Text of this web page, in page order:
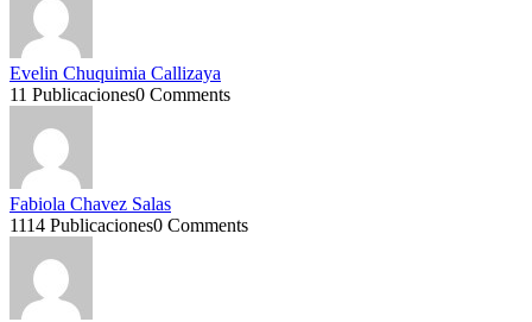
Evelin Chuquimia Callizaya
11 Publicaciones0 Comments
Fabiola Chavez Salas
1114 Publicaciones0 Comments